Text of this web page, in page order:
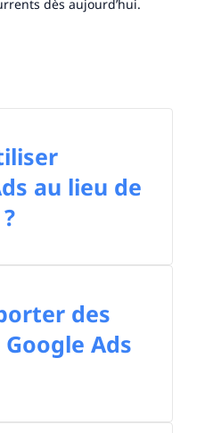
dès aujourd’hui.
au lieu de
des
Ads